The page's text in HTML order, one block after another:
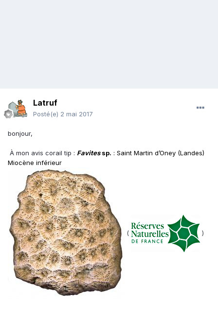
Latruf
Posté(e) 2 mai 2017
bonjour,
À mon avis corail tip : Favites sp. : Saint Martin d’Oney (Landes)
Miocène inférieur
( )